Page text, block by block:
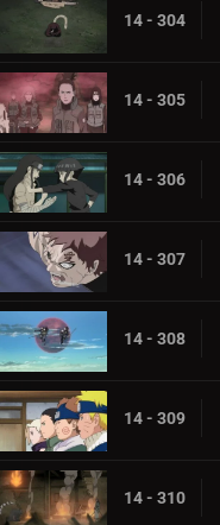
14 - 304
14 - 305
14 - 306
14 - 307
14 - 308
14 - 309
14 - 310